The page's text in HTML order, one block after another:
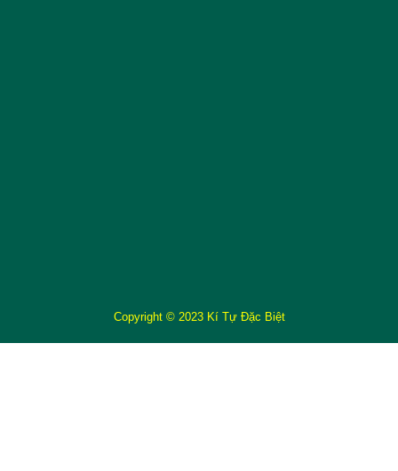
Copyright © 2023 Kí Tự Đặc Biệt